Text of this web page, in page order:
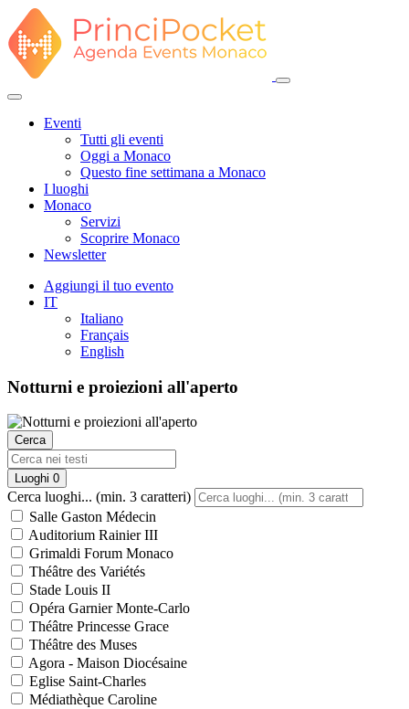
Eventi
Tutti gli eventi
Oggi a Monaco
Questo fine settimana a Monaco
I luoghi
Monaco
Servizi
Scoprire Monaco
Newsletter
Aggiungi il tuo evento
IT
Italiano
Français
English
Notturni e proiezioni all'aperto
Cerca
Luoghi 0
Cerca luoghi... (min. 3 caratteri)
Salle Gaston Médecin
Auditorium Rainier III
Grimaldi Forum Monaco
Théâtre des Variétés
Stade Louis II
Opéra Garnier Monte-Carlo
Théâtre Princesse Grace
Théâtre des Muses
Agora - Maison Diocésaine
Eglise Saint-Charles
Médiathèque Caroline